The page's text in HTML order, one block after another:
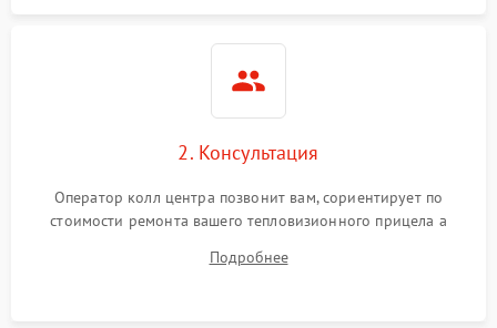
1500 ₽
Неисправность системы
защиты от замыкания
1500 ₽ Подробнее →
2. Консультация
Оператор колл центра позвонит вам, сориентирует по
стоимости ремонта вашего тепловизионного прицела а
Подробнее